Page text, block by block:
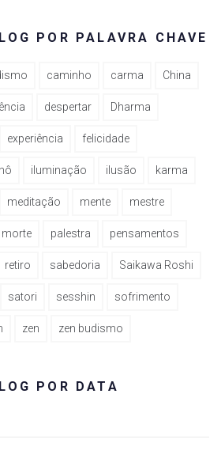
POR PALAVRA CHAVE
caminho carma China
despertar Dharma
experiência felicidade
iluminação ilusão karma
meditação mente mestre
morte palestra pensamentos
retiro sabedoria Saikawa Roshi
satori sesshin sofrimento
zen zen budismo
POR DATA